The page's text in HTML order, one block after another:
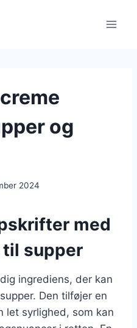
og
2024
med
supper
ingrediens, der kan
Den tilføjer en
let syrlighed, som kan